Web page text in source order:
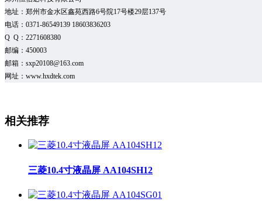
地址：郑州市金水区鑫苑西路6号院17号楼29层137号
电话：0371-86549139 18603836203
Q Q：2271608380
邮编：450003
邮箱：sxp20108@163.com
网址：www.hxdtek.com
相关推荐
三菱10.4寸液晶屏 AA104SH12